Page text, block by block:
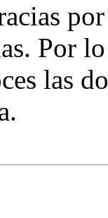
Por
las